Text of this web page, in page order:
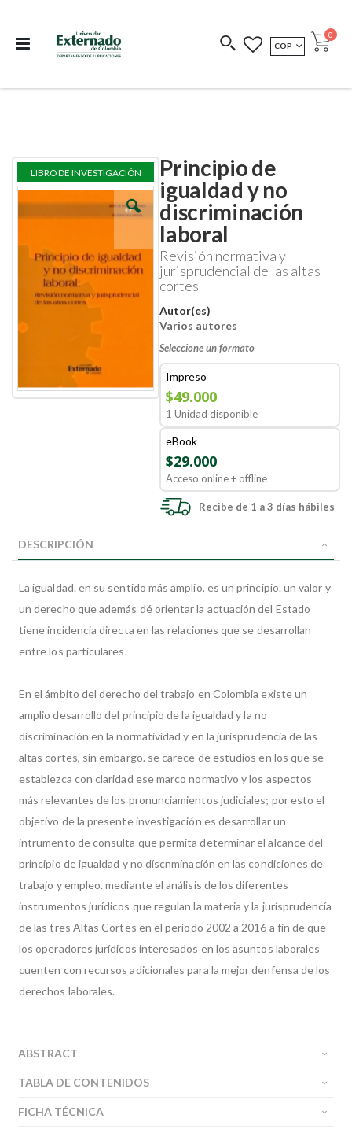
COEDICIONES REDIMIR CÓDIGO
MONEDA
COP Cart
0
Principio de
igualdad y no
discriminación
laboral
Revisión normativa y
jurisprudencial de las altas
cortes
Autor(es)
Varios autores
Seleccione un formato
Impreso
$49.000
1 Unidad disponible
eBook
$29.000
Acceso online + offline
Recibe de 1 a 3 días hábiles
Skip
the
end
of
images
gallery
Skip
the
beginning
of
images
gallery
LIBRO DE INVESTIGACIÓN
DESCRIPCIÓN
La igualdad. en su sentido más amplio, es un principio. un valor y
un derecho que además dé orientar la actuación del Estado
tiene incidencia directa en las relaciones que se desarrollan
entre los particulares.
En el ámbito del derecho del trabajo en Colombia existe un
amplio desarrollo del principio de la igualdad y la no
díscríminación en la normativídad y en la jurisprudencia de las
altas cortes, sin embargo. se carece de estudios en los que se
establezca con claridad ese marco normativo y los aspectos
más relevantes de los pronunciamientos judiciales; por esto el
objetivo de la presente investigación es desarrollar un
intrumento de consulta que permita determinar el alcance del
principio de igualdad y no díscnmínacíón en las condiciones de
trabajo y empleo. mediante el análisis de los diferentes
instrumentos jurídicos que regulan la materia y la jurísprudencía
de las tres Altas Cortes en el período 2002 a 2016 a fin de que
los operadores jurídicos interesados en los asuntos laborales
cuenten con recursos adicionales para la mejor denfensa de los
derechos laborales.
ABSTRACT
TABLA DE CONTENIDOS
FICHA TÉCNICA